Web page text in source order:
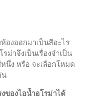
nibh, uum a justo
risus amets un.
amet fermntum
quia dolor sit amet,
องออกมาเป็นสีอะไร
ม่าจึงเป็นเรื่องจำเป็น
นึ่ง หรือ จะเลือกโหมด
น
ของไอน้ำอโรม่าได้